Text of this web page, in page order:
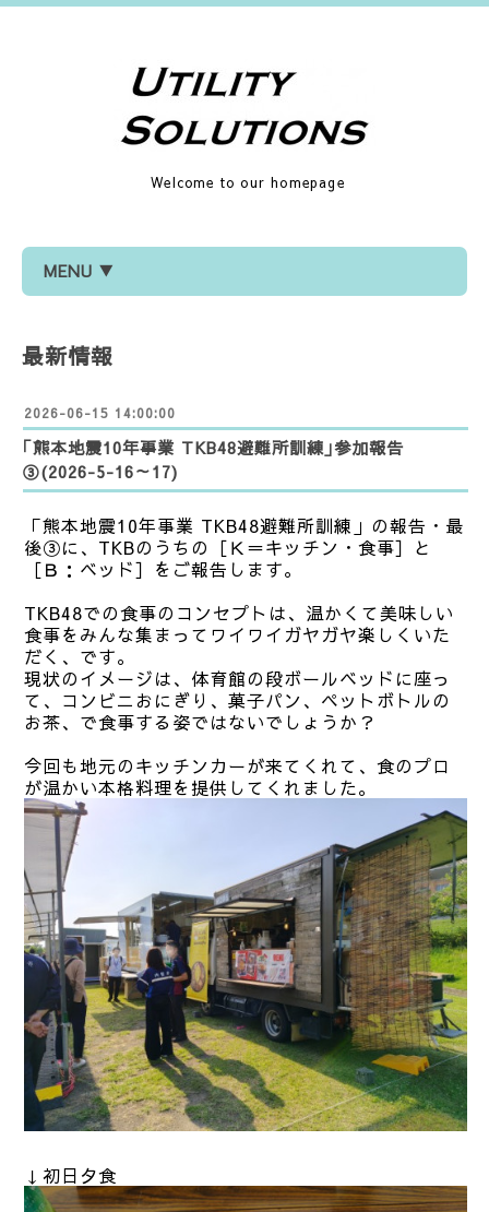
Welcome to our homepage
MENU ▼
最新情報
2026-06-15 14:00:00
｢熊本地震10年事業 TKB48避難所訓練｣参加報告
③(2026-5-16～17)
「熊本地震10年事業 TKB48避難所訓練」の報告・最
後③に、TKBのうちの［Ｋ＝キッチン・食事］と
［Ｂ：ベッド］をご報告します。
TKB48での食事のコンセプトは、温かくて美味しい
食事をみんな集まってワイワイガヤガヤ楽しくいた
だく、です。
現状のイメージは、体育館の段ボールベッドに座っ
て、コンビニおにぎり、菓子パン、ペットボトルの
お茶、で食事する姿ではないでしょうか？
今回も地元のキッチンカーが来てくれて、食のプロ
が温かい本格料理を提供してくれました。
↓初日夕食